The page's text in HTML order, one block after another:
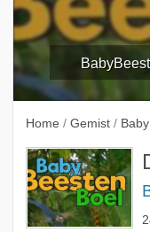
Home / Gemist /